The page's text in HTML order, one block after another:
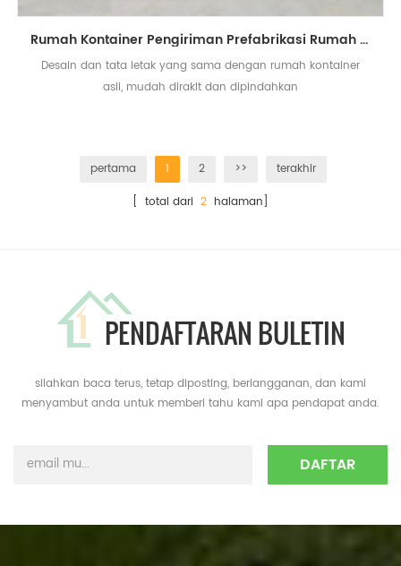
Rumah Kontainer Pengiriman Prefabrikasi Rumah Modular Dilepas
Desain dan tata letak yang sama dengan rumah kontainer
asli, mudah dirakit dan dipindahkan
pertama 1 2 >>
terakhir
[ total dari 2 halaman]
PENDAFTARAN BULETIN
silahkan baca terus, tetap diposting, berlangganan, dan kami
menyambut anda untuk memberi tahu kami apa pendapat anda.